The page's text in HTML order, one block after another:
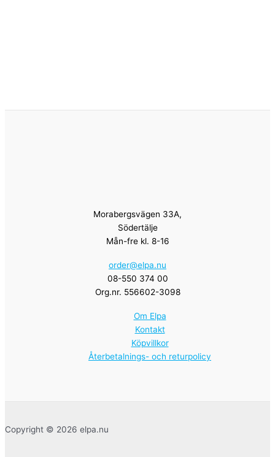
Morabergsvägen 33A,
Södertälje
Mån-fre kl. 8-16
order@elpa.nu
08-550 374 00
Org.nr. 556602-3098
Om Elpa
Kontakt
Köpvillkor
Återbetalnings- och returpolicy
Copyright © 2026 elpa.nu